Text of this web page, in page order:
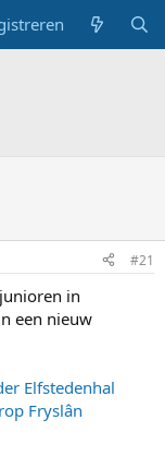
#21
in
een nieuw
Elfstedenhal
Fryslân